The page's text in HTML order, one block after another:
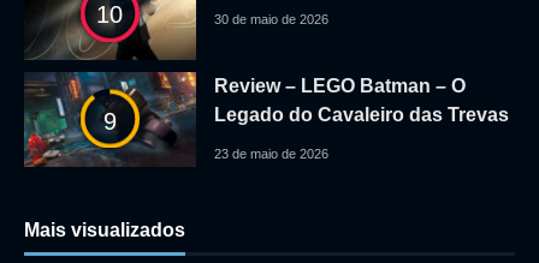
10 30 de maio de 2026
9
Review – LEGO Batman – O
Legado do Cavaleiro das Trevas
23 de maio de 2026
Mais visualizados